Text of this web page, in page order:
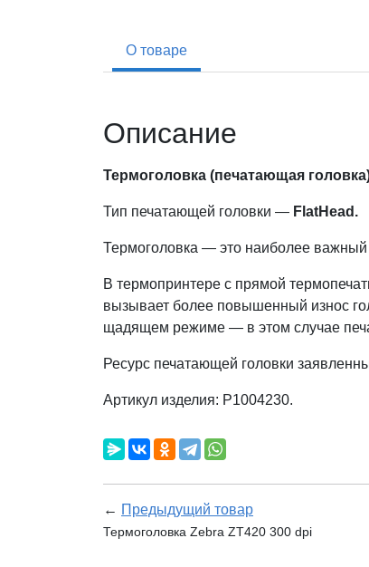
О товаре
Описание
Термоголовка (печатающая
Тип печатающей головки — FlatHead.
Термоголовка — это наиболее
В термопринтере с прямой
вызывает более повышенный износ
щадящем режиме — в этом случае
Ресурс печатающей головки
Артикул изделия: P1004230.
← Предыдущий товар
Термоголовка Zebra ZT420 300 dpi